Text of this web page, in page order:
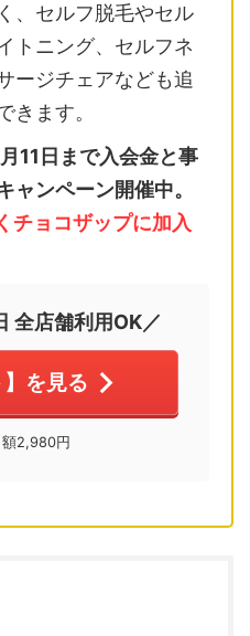
、セルフ脱毛やセル
トニング、セルフネ
ージチェアなども追
きます。
11日まで入会金と事
ャンペーン開催中。
チョコザップに加入
全店舗利用OK／
】を見る
2,980円